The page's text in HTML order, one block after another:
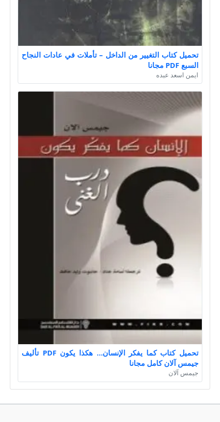
تحميل كتاب التغيير من الداخل – تأملات في عادات النجاح
السبع PDF مجانا
ايمن اسعد عبده
تحميل كتاب كما يفكر الإنسان… هكذا يكون PDF تأليف
جيمس آلان كامل مجانا
جيمس آلان